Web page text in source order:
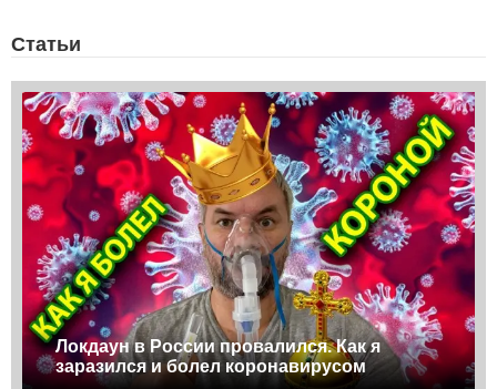
Статьи
Локдаун в России провалился. Как я
заразился и болел коронавирусом